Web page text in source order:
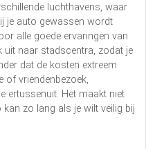
luchthavens, waar
je auto gewassen wordt
alle goede ervaringen van
uit naar stadscentra, zodat je
dat de kosten extreem
of vriendenbezoek,
ertussenuit. Het maakt niet
zo lang als je wilt veilig bij